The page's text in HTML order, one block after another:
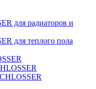
для радиаторов и
для теплого пола